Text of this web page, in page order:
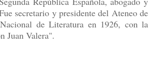
secretario y presidente del Ateneo de
de Literatura en 1926, con la
Juan Valera".